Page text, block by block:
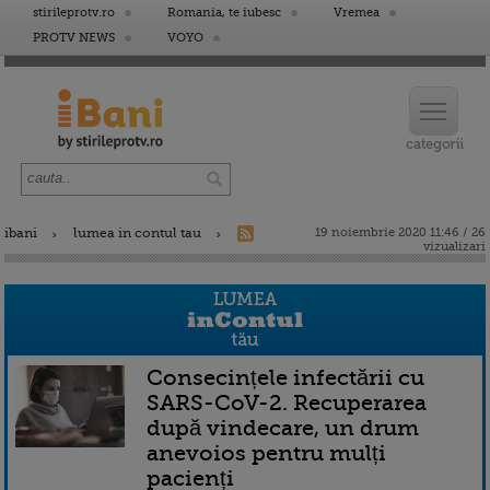
stirileprotv.ro Romania, te iubesc
Vremea
PROTV NEWS
VOYO
ibani lumea in contul tau
19 noiembrie 2020 11:46 / 26
vizualizari
Consecințele infectării cu
SARS-CoV-2. Recuperarea
după vindecare, un drum
anevoios pentru mulți
pacienți